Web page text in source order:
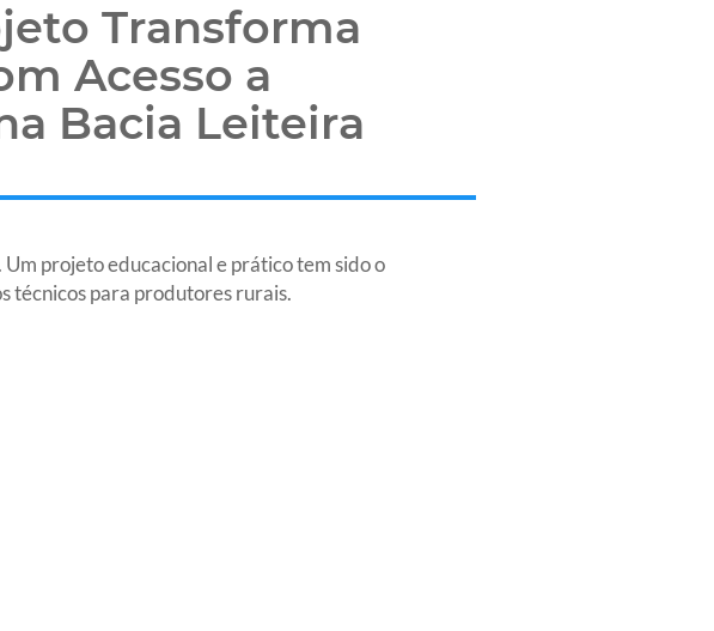
Transforma
Acesso a
Bacia Leiteira
projeto educacional e prático tem sido o
técnicos para produtores rurais.